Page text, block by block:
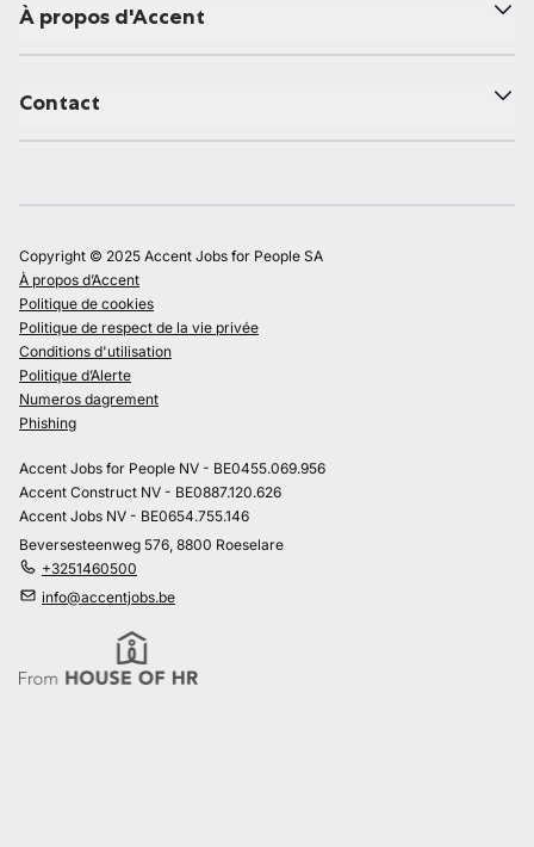
À propos d'Accent
Contact
Copyright © 2025 Accent Jobs for People SA
À propos d’Accent
Politique de cookies
Politique de respect de la vie privée
Conditions d'utilisation
Politique d’Alerte
Numeros dagrement
Phishing
Accent Jobs for People NV - BE0455.069.956
Accent Construct NV - BE0887.120.626
Accent Jobs NV - BE0654.755.146
Beversesteenweg 576, 8800 Roeselare
+3251460500
info@accentjobs.be